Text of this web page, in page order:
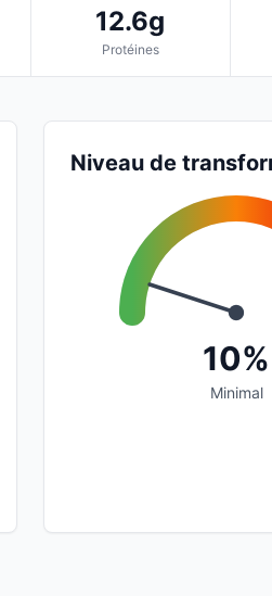
12.6g
Protéines
Niveau de
10%
Minimal